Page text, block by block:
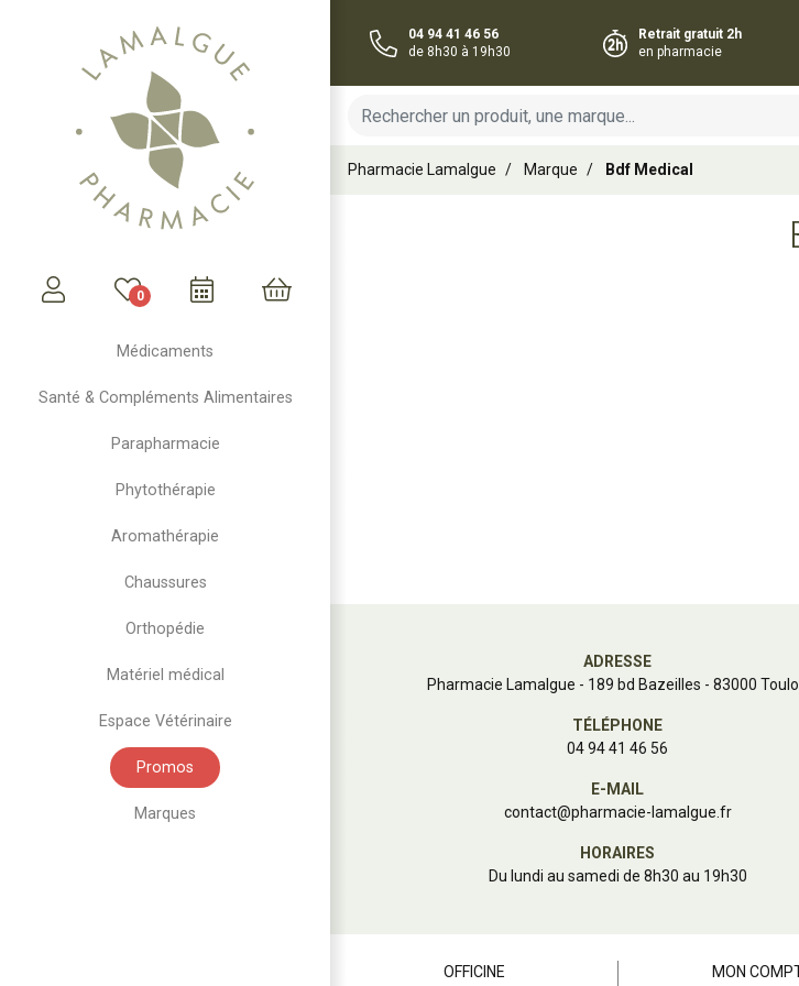
0
Médicaments
Santé & Compléments Alimentaires
Parapharmacie
Phytothérapie
Aromathérapie
Chaussures
Orthopédie
Matériel médical
Espace Vétérinaire
Promos
Marques
04 94 41 46 56
de 8h30 à 19h30
Retrait gratuit 2h
en pharmacie
Pharmacie Lamalgue Marque Bdf Medical
ADRESSE
Pharmacie Lamalgue - 189 bd Bazeilles - 83000
TÉLÉPHONE
04 94 41 46 56
E-MAIL
contact@pharmacie-lamalgue.fr
HORAIRES
Du lundi au samedi de 8h30 au 19h30
OFFICINE MON